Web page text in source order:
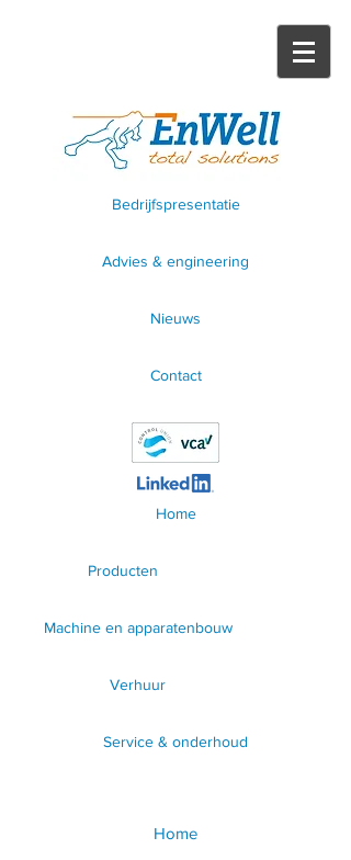
Bedrijfspresentatie
Advies & engineering
Nieuws
Contact
Home
Producten
Machine en apparatenbouw
Verhuur
Service & onderhoud
Home